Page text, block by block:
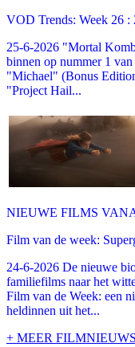
VOD Trends: Week 26 :
25-6-2026 "Mortal
binnen op nummer 1
"Michael" (Bonus
"Project Hail...
NIEUWE FILMS
Film van de week:
24-6-2026 De nieuwe
familiefilms naar het
Film van de Week: een
heldinnen uit het...
+ MEER FILMNIEUWS